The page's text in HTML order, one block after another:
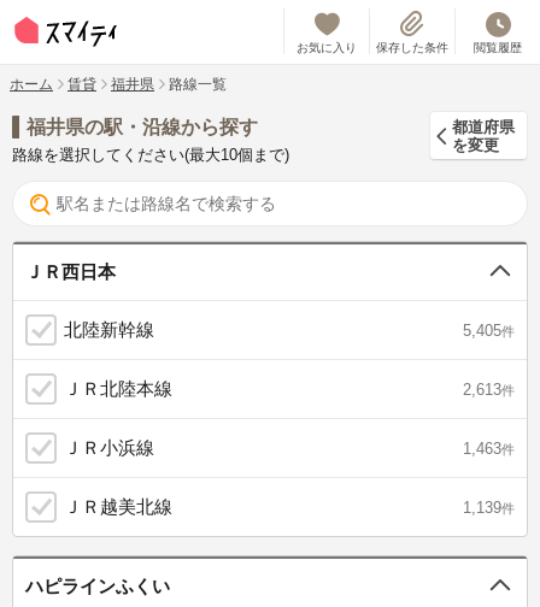
お気に入り 保存した条件 閲覧履歴
ホーム 賃貸 福井県 路線一覧
福井県の駅・沿線から探す
路線を選択してください(最大10個まで)
都道府県
を変更
ＪＲ西日本
北陸新幹線 5,405件
ＪＲ北陸本線 2,613件
ＪＲ小浜線 1,463件
ＪＲ越美北線 1,139件
ハピラインふくい